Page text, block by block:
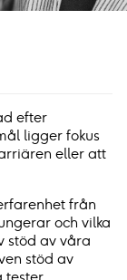
efter
ligger fokus
eller att
från
och vilka
stöd av våra
stöd av